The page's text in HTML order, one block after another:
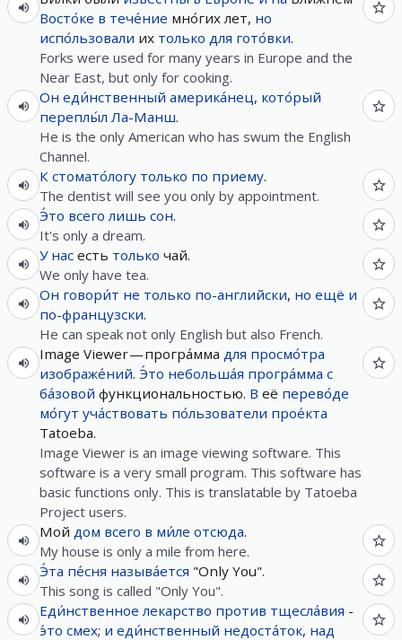
Восто́ке в тече́ние мно́гих лет, но
испо́льзовали их только для гото́вки.
Forks were used for many years in Europe and the
Near East, but only for cooking.
Он еди́нственный америка́нец, кото́рый
переплы́л Ла-Манш.
He is the only American who has swum the English
Channel.
К стомато́логу только по приему.
The dentist will see you only by appointment.
Э́то всего лишь сон.
It's only a dream.
У нас есть только чай.
We only have tea.
Он говори́т не только по-английски, но ещё и
по-французски.
He can speak not only English but also French.
Image Viewer — програ́мма для просмо́тра
изображе́ний. Э́то небольша́я програ́мма с
ба́зовой функциональностью. В её перево́де
мо́гут уча́ствовать по́льзователи прое́кта
Tatoeba.
Image Viewer is an image viewing software. This
software is a very small program. This software has
basic functions only. This is translatable by Tatoeba
Project users.
Мой дом всего в ми́ле отсюда.
My house is only a mile from here.
Э́та пе́сня называ́ется "Only You".
This song is called "Only You".
Еди́нственное лекарство против тщесла́вия -
э́то смех; и еди́нственный недоста́ток, над